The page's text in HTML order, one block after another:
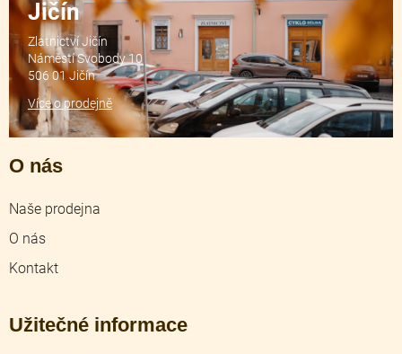
O nás
Naše prodejna
O nás
Kontakt
Užitečné informace
Jičín
Zlatnictví Jičín
Náměstí Svobody 10
506 01 Jičín
Více o prodejně